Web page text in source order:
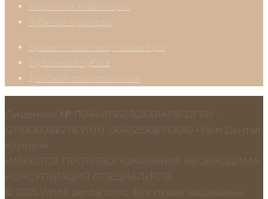
Коронки и виниры
Зубные протезы
Брекет системы, элайнеры
Удаление зубов
Детская стоматология
Лицензия № Л041-01162-50/00141151 ОГРН -
1215000086278 ИНН -5047255067 ООО «Уайт Дентал
Клиник»
ИМЕЮТСЯ ПРОТИВОПОКАЗАНИЯ. НЕОБХОДИМА
КОНСУЛЬТАЦИЯ СПЕЦИАЛИСТА.
© 2025 White dental clinic. Все права защищены.